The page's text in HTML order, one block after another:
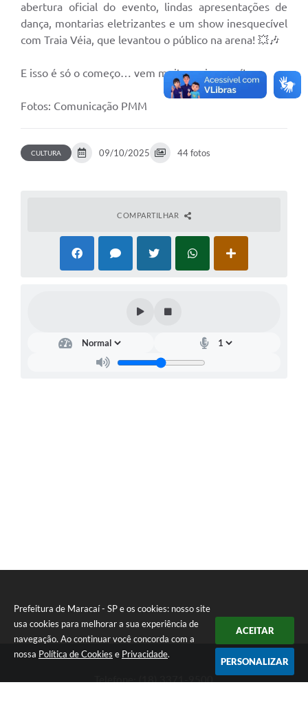
Prefeitura de Maracaí - SP e os cookies: nosso site
usa cookies para melhorar a sua experiência de
navegação. Ao continuar você concorda com a
nossa Política de Cookies e Privacidade.
ACEITAR
PERSONALIZAR
abertura oficial do evento, lindas apresentações de
dança, montarias eletrizantes e um show inesquecível
com Traia Véia, que levantou o público na arena! 💥🎶
E isso é só o começo… vem muito mais por aí! 👀
Fotos: Comunicação PMM
CULTURA 09/10/2025 44 fotos
COMPARTILHAR
Telefone: (18) 3371-9500